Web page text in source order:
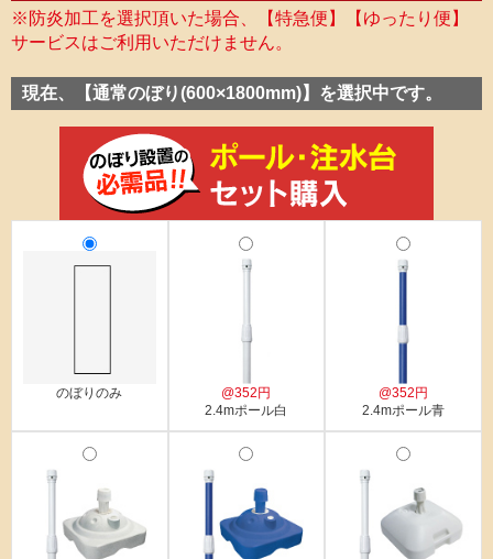
※防炎加工を選択頂いた場合、【特急便】【ゆったり便】
サービスはご利用いただけません。
現在、【通常のぼり(600×1800mm)】を選択中です。
のぼりのみ
@352円
2.4mポール白
@352円
2.4mポール青